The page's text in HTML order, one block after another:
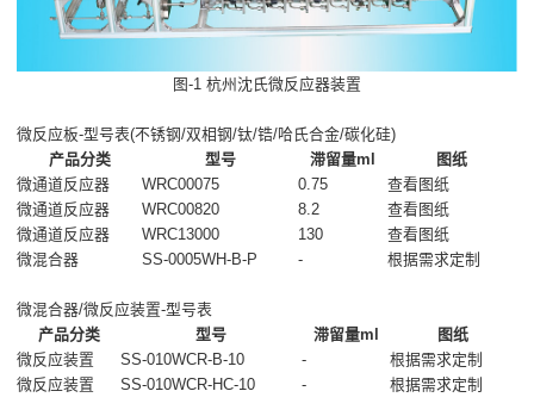
图-1 杭州沈氏微反应器装置
微反应板-型号表(不锈钢/双相钢/钛/锆/哈氏合金/碳化硅)
产品分类
型号 滞留量ml
图纸
微通道反应器
WRC00075 0.75
查看图纸
微通道反应器
WRC00820 8.2
查看图纸
微通道反应器
WRC13000 130
查看图纸
微混合器
SS-0005WH-B-P - 根据需求定制
微混合器/微反应装置-型号表
产品分类
型号 滞留量ml
图纸
微反应装置
SS-010WCR-B-10 -
根据需求定制
微反应装置
SS-010WCR-HC-10 - 根据需求定制